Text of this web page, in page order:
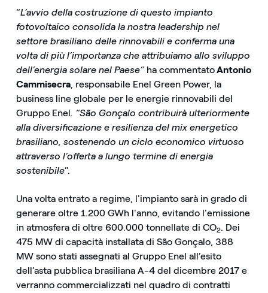
“L’avvio della costruzione di questo impianto
fotovoltaico consolida la nostra leadership nel
settore brasiliano delle rinnovabili e conferma una
volta di più l’importanza che attribuiamo allo sviluppo
dell’energia solare nel Paese” ha commentatoAntonio
Cammisecra, responsabile Enel Green Power, la
business line globale per le energie rinnovabili del
Gruppo Enel. “São Gonçalo contribuirà ulteriormente
alla diversificazione e resilienza del mix energetico
brasiliano, sostenendo un ciclo economico virtuoso
attraverso l’offerta a lungo termine di energia
sostenibile”.
Una volta entrato a regime, l'impianto sarà in grado di
generare oltre 1.200 GWh l'anno, evitando l'emissione
in atmosfera di oltre 600.000 tonnellate di CO2. Dei
475 MW di capacità installata di São Gonçalo, 388
MW sono stati assegnati al Gruppo Enel all’esito
dell’asta pubblica brasiliana A-4 del dicembre 2017 e
verranno commercializzati nel quadro di contratti